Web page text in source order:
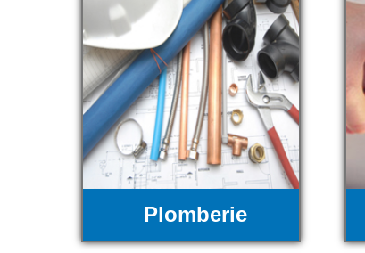
Plomberie